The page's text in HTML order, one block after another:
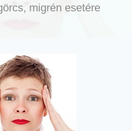
migrén esetére